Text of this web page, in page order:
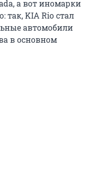
а вот иномарки
так, KIA Rio стал
автомобили
в основном